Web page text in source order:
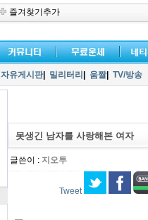
즐겨찾기추가
자유게시판| 밀리터리 움짤| TV/방송
못생긴 남자를 사랑해본 여자
글쓴이 : 지오투
Tweet